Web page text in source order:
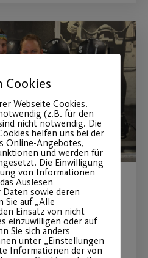
CSD
Day - kostenlose
Cookies
Webseite Cookies.
(z.B. für den
nicht notwendig. Die
helfen uns bei der
Online-Angebotes,
und werden für
Die Einwilligung
von Informationen
Auslesen
sowie deren
Sie auf „Alle
Einsatz von nicht
einzuwilligen oder auf
Sie sich anders
unter „Einstellungen
Informationen der von